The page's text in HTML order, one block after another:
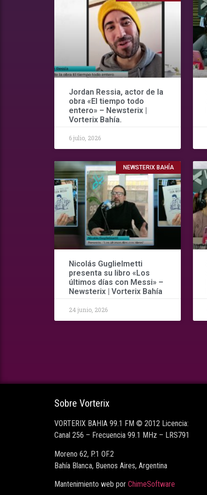
Jordan Ressia, actor de la
obra «El tiempo todo
entero» – Newsterix |
Vorterix Bahía.
6 julio, 2026
NEWSTERIX BAHÍA
Nicolás Guglielmetti
presenta su libro «Los
últimos días con Messi» –
Newsterix | Vorterix Bahía
24 junio, 2026
Sobre Vorterix
VORTERIX BAHIA 99.1 FM © 2012 Licencia:
Canal 256 – Frecuencia 99.1 MHz – LRS791
Moreno 62, P.1 OF.2
Bahía Blanca, Buenos Aires, Argentina
Mantenimiento web por ChimeSoftware